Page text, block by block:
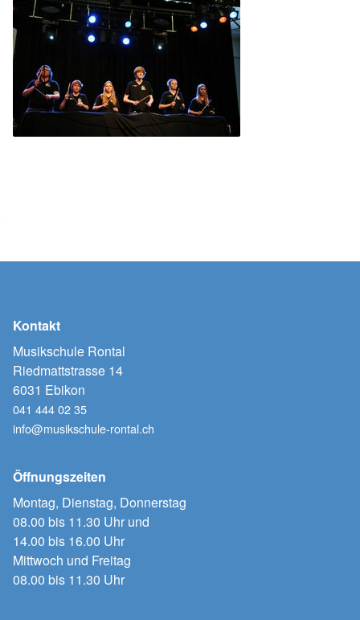
Kontakt
Musikschule Rontal
Riedmattstrasse 14
6031 Ebikon
041 444 02 35
info@musikschule-rontal.ch
Öffnungszeiten
Montag, Dienstag, Donnerstag
08.00 bis 11.30 Uhr und
14.00 bis 16.00 Uhr
Mittwoch und Freitag
08.00 bis 11.30 Uhr